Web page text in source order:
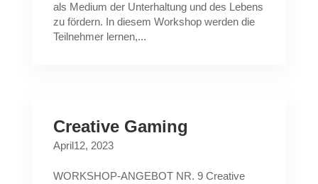
als Medium der Unterhaltung und des Lebens
zu fördern. In diesem Workshop werden die
Teilnehmer lernen,...
Creative Gaming
April12, 2023
WORKSHOP-ANGEBOT NR. 9 Creative